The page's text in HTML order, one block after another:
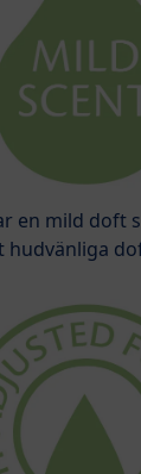
en mild doft
hudvänliga